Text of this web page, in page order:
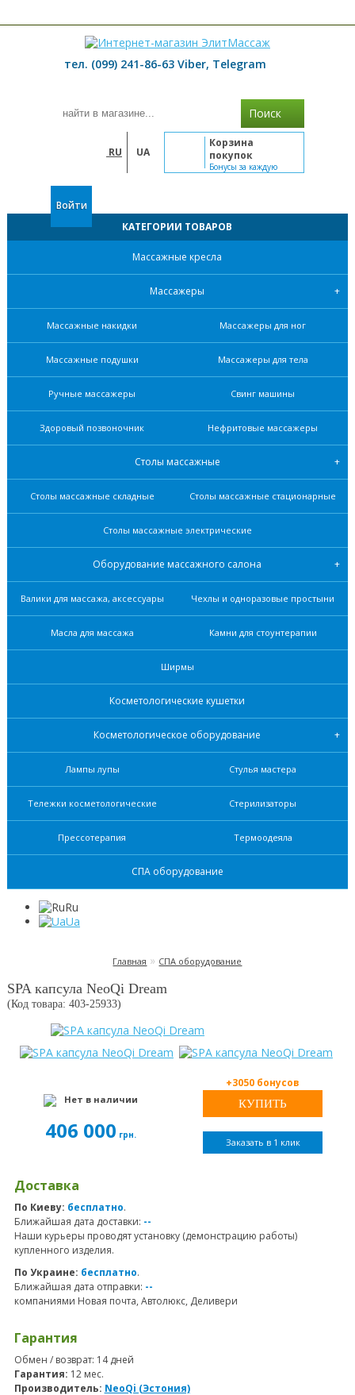
тел. (099) 241-86-63 Viber, Telegram
Поиск
RU UA
Корзина
покупок
Бонусы за каждую
покупку
Войти
КАТЕГОРИИ ТОВАРОВ
Массажные кресла
Массажеры
Массажные накидки Массажеры для ног
Массажные подушки Массажеры для тела
Ручные массажеры Свинг машины
Здоровый позвоночник Нефритовые масcажеры
Столы массажные
Столы массажные складные Столы массажные стационарные
Столы массажные электрические
Оборудование массажного салона
Валики для массажа, аксессуары Чехлы и одноразовые простыни
Масла для массажа Камни для стоунтерапии
Ширмы
Косметологические кушетки
Косметологическое оборудование
Лампы лупы Стулья мастера
Тележки косметологические Стерилизаторы
Прессотерапия Термоодеяла
СПА оборудование
Ru
Ua
Главная » СПА оборудование
SPA капсула NeoQi Dream
(Код товара: 403-25933)
Нет в наличии
406 000 грн.
+3050 бонусов
Заказать в 1 клик
Доставка
По Киеву: бесплатно.
Ближайшая дата доставки: --
Наши курьеры проводят установку (демонстрацию работы)
купленного изделия.
По Украине: бесплатно.
Ближайшая дата отправки: --
компаниями Новая почта, Автолюкс, Деливери
Гарантия
Обмен / возврат: 14 дней
Гарантия: 12 мес.
Производитель: NeoQi (Эстония)